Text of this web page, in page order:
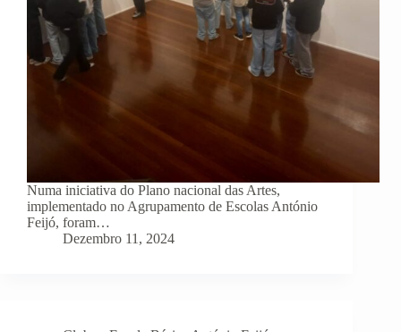
Numa iniciativa do Plano nacional das Artes,
implementado no Agrupamento de Escolas António
Feijó, foram…
Dezembro 11, 2024